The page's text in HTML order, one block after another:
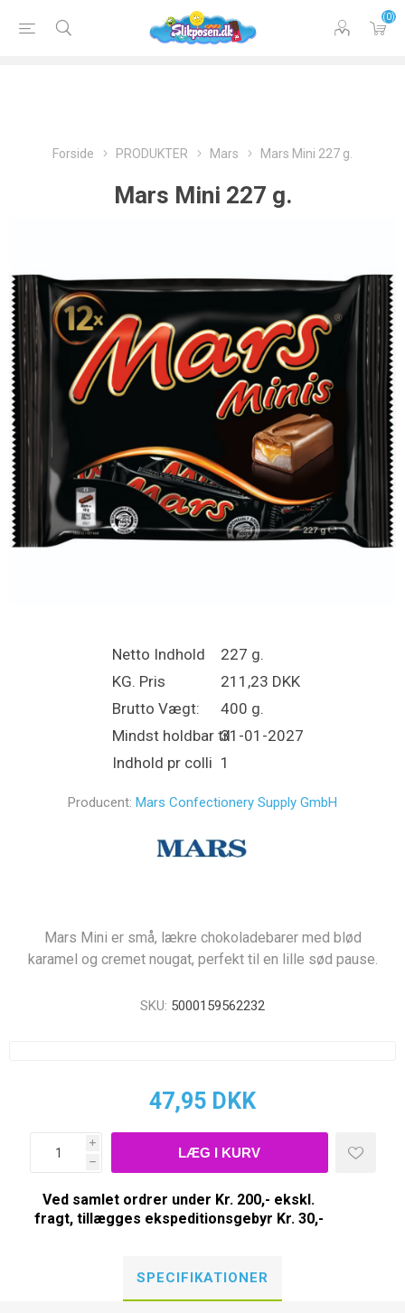
(0)
Forside PRODUKTER Mars Mars Mini 227 g.
Mars Mini 227 g.
Netto Indhold
227 g.
KG. Pris
211,23 DKK
Brutto Vægt:
400 g.
Mindst holdbar til31-01-2027
Indhold pr colli 1
Producent: Mars Confectionery Supply GmbH
Mars Mini er små, lækre chokoladebarer med blød
karamel og cremet nougat, perfekt til en lille sød pause.
SKU: 5000159562232
47,95 DKK
i
h
Ved samlet ordrer under Kr. 200,- ekskl.
fragt, tillægges ekspeditionsgebyr Kr. 30,-
SPECIFIKATIONER